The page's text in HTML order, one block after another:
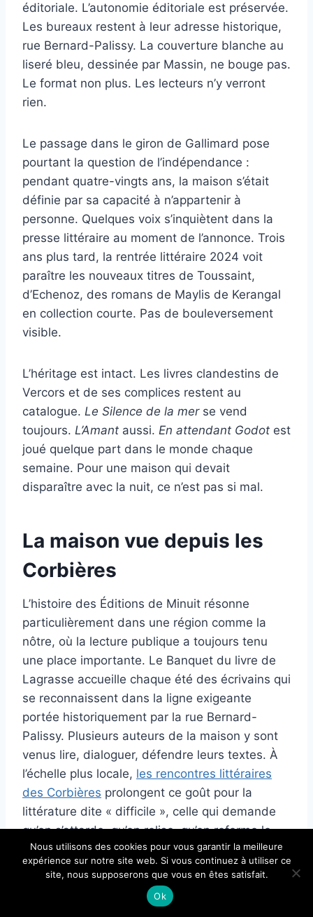
éditoriale. L’autonomie éditoriale est préservée.
Les bureaux restent à leur adresse historique,
rue Bernard-Palissy. La couverture blanche au
liseré bleu, dessinée par Massin, ne bouge pas.
Le format non plus. Les lecteurs n’y verront
rien.
Le passage dans le giron de Gallimard pose
pourtant la question de l’indépendance :
pendant quatre-vingts ans, la maison s’était
définie par sa capacité à n’appartenir à
personne. Quelques voix s’inquiètent dans la
presse littéraire au moment de l’annonce. Trois
ans plus tard, la rentrée littéraire 2024 voit
paraître les nouveaux titres de Toussaint,
d’Echenoz, des romans de Maylis de Kerangal
en collection courte. Pas de bouleversement
visible.
L’héritage est intact. Les livres clandestins de
Vercors et de ses complices restent au
catalogue. Le Silence de la merse vend
toujours. L’Amant aussi. En attendant Godot est
joué quelque part dans le monde chaque
semaine. Pour une maison qui devait
disparaître avec la nuit, ce n’est pas si mal.
La maison vue depuis les
Corbières
L’histoire des Éditions de Minuit résonne
particulièrement dans une région comme la
nôtre, où la lecture publique a toujours tenu
une place importante. Le Banquet du livre de
Lagrasse accueille chaque été des écrivains qui
se reconnaissent dans la ligne exigeante
portée historiquement par la rue Bernard-
Palissy. Plusieurs auteurs de la maison y sont
venus lire, dialoguer, défendre leurs textes. À
l’échelle plus locale, les rencontres littéraires
des Corbières prolongent ce goût pour la
littérature dite « difficile », celle qui demande
qu’on s’attarde, qu’on relise, qu’on referme le
livre pour réfléchir. C’est dans cette filiation que
le Banquet du livre de Lagrassetrouve son
ancrage : faire dialoguer création
contemporaine et patrimoine éditorial, dans un
Nous utilisons des cookies pour vous garantir la meilleure
expérience sur notre site web. Si vous continuez à utiliser ce
site, nous supposerons que vous en êtes satisfait.
Ok